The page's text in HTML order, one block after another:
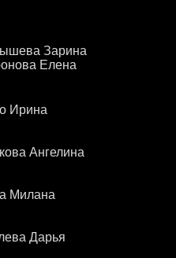
Зарина
Елена
Ирина
Ангелина
Милана
Дарья